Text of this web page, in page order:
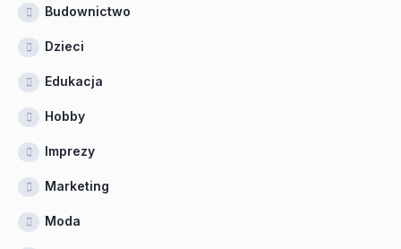
Budownictwo
Dzieci
Edukacja
Hobby
Imprezy
Marketing
Moda